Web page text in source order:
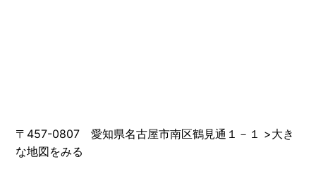
〒457-0807 愛知県名古屋市南区鶴見通１－１ >大き
な地図をみる